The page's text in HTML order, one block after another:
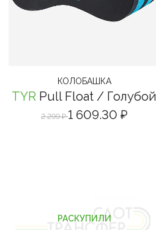
КОЛОБАШКА
TYR Pull Float / Голубой
2 299 ₽1 609.30 ₽
РАСКУПИЛИ